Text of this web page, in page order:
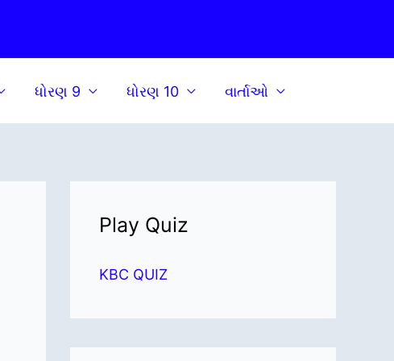
ધોરણ 9 ધોરણ 10 વાર્તાઓ
Play Quiz
KBC QUIZ